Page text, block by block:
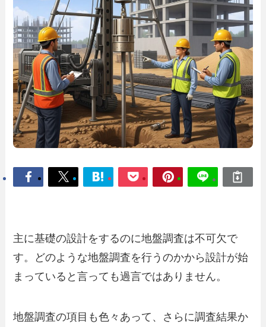
主に基礎の設計をするのに地盤調査は不可欠で
す。どのような地盤調査を行うのかから設計が始
まっていると言っても過言ではありません。
地盤調査の項目も色々あって、さらに調査結果か